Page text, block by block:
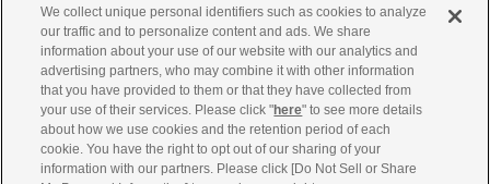
アクセシビリティ方針
古物営業法に基づく表示
製品・事業のお問合せ
We collect unique personal identifiers such as cookies to analyze
our traffic and to personalize content and ads. We share
information about your use of our website with our analytics and
advertising partners, who may combine it with other information
that you have provided to them or that they have collected from
your use of their services. Please click "here" to see more details
about how we use cookies and the retention period of each
cookie. You have the right to opt out of our sharing of your
information with our partners. Please click [Do Not Sell or Share